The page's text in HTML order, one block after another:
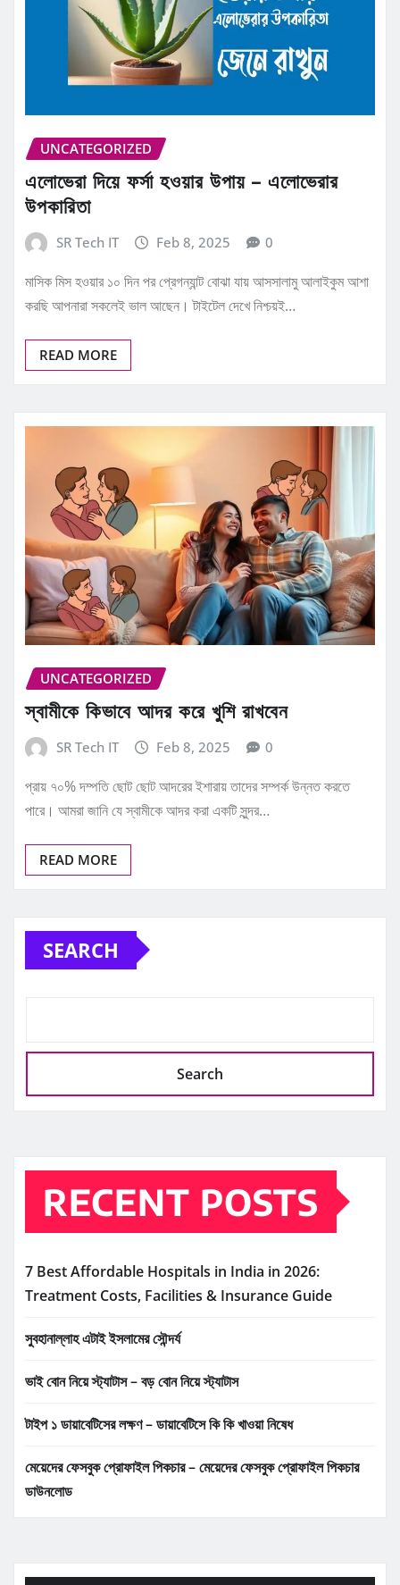
UNCATEGORIZED
এলোভেরা দিয়ে ফর্সা হওয়ার উপায় – এলোভেরার
উপকারিতা
SR Tech IT Feb 8, 2025 0
মাসিক মিস হওয়ার ১০ দিন পর প্রেগন্যান্ট বোঝা যায় আসসালামু আলাইকুম আশা
করছি আপনারা সকলেই ভাল আছেন। টাইটেল দেখে নিশ্চয়ই…
READ MORE
UNCATEGORIZED
স্বামীকে কিভাবে আদর করে খুশি রাখবেন
SR Tech IT Feb 8, 2025 0
প্রায় ৭০% দম্পতি ছোট ছোট আদরের ইশারায় তাদের সম্পর্ক উন্নত করতে
পারে। আমরা জানি যে স্বামীকে আদর করা একটি সুন্দর…
READ MORE
SEARCH
Search
RECENT POSTS
7 Best Affordable Hospitals in India in 2026:
Treatment Costs, Facilities & Insurance Guide
সুবহানাল্লাহ এটাই ইসলামের সৌন্দর্য
ভাই বোন নিয়ে স্ট্যাটাস – বড় বোন নিয়ে স্ট্যাটাস
টাইপ ১ ডায়াবেটিসের লক্ষণ – ডায়াবেটিসে কি কি খাওয়া নিষেধ
মেয়েদের ফেসবুক প্রোফাইল পিকচার – মেয়েদের ফেসবুক প্রোফাইল পিকচার
ডাউনলোড